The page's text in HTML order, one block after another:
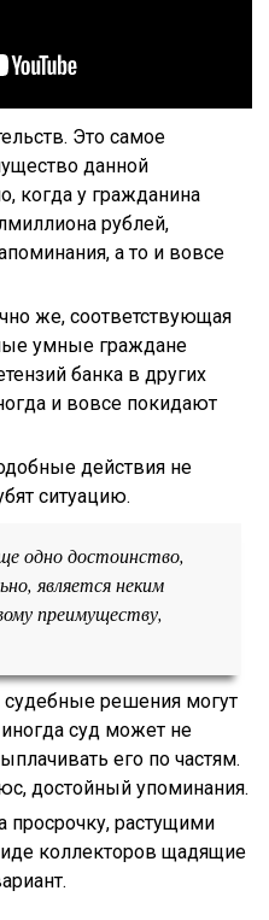
Это самое
данной
когда у гражданина
рублей,
а то и вовсе
же, соответствующая
умные граждане
банка в других
и вовсе покидают
действия не
ситуацию.
одно достоинство,
является неким
преимуществу,
решения могут
суд может не
его по частям.
достойный упоминания.
просрочку, растущими
коллекторов щадящие